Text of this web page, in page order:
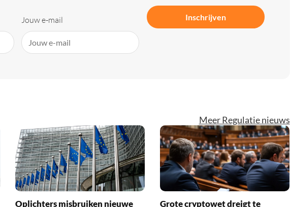
Jouw e-mail Inschrijven
Meer Regulatie nieuws
Oplichters misbruiken nieuwe
Grote cryptowet dreigt te